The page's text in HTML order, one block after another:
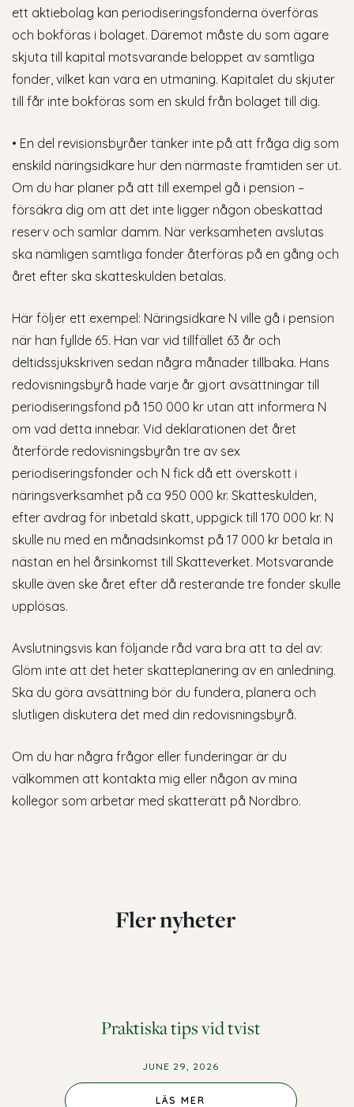
ett aktiebolag kan periodiseringsfonderna överföras
och bokföras i bolaget. Däremot måste du som ägare
skjuta till kapital motsvarande beloppet av samtliga
fonder, vilket kan vara en utmaning. Kapitalet du skjuter
till får inte bokföras som en skuld från bolaget till dig.
• En del revisionsbyråer tänker inte på att fråga dig som
enskild näringsidkare hur den närmaste framtiden ser ut.
Om du har planer på att till exempel gå i pension –
försäkra dig om att det inte ligger någon obeskattad
reserv och samlar damm. När verksamheten avslutas
ska nämligen samtliga fonder återföras på en gång och
året efter ska skatteskulden betalas.
Här följer ett exempel: Näringsidkare N ville gå i pension
när han fyllde 65. Han var vid tillfället 63 år och
deltidssjukskriven sedan några månader tillbaka. Hans
redovisningsbyrå hade varje år gjort avsättningar till
periodiseringsfond på 150 000 kr utan att informera N
om vad detta innebar. Vid deklarationen det året
återförde redovisningsbyrån tre av sex
periodiseringsfonder och N fick då ett överskott i
näringsverksamhet på ca 950 000 kr. Skatteskulden,
efter avdrag för inbetald skatt, uppgick till 170 000 kr. N
skulle nu med en månadsinkomst på 17 000 kr betala in
nästan en hel årsinkomst till Skatteverket. Motsvarande
skulle även ske året efter då resterande tre fonder skulle
upplösas.
Avslutningsvis kan följande råd vara bra att ta del av:
Glöm inte att det heter skatteplanering av en anledning.
Ska du göra avsättning bör du fundera, planera och
slutligen diskutera det med din redovisningsbyrå.
Om du har några frågor eller funderingar är du
välkommen att kontakta mig eller någon av mina
kollegor som arbetar med skatterätt på Nordbro.
Fler nyheter
Praktiska tips vid tvist
JUNE 29, 2026
LÄS MER